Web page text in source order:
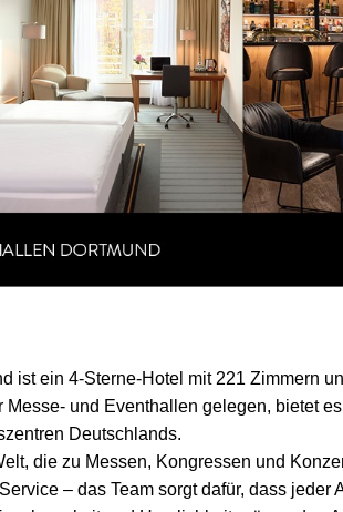
ist ein 4-Sterne-Hotel mit 221 Zimmern
und Eventhallen gelegen, bietet
Deutschlands.
die zu Messen, Kongressen und
– das Team sorgt dafür, dass jeder